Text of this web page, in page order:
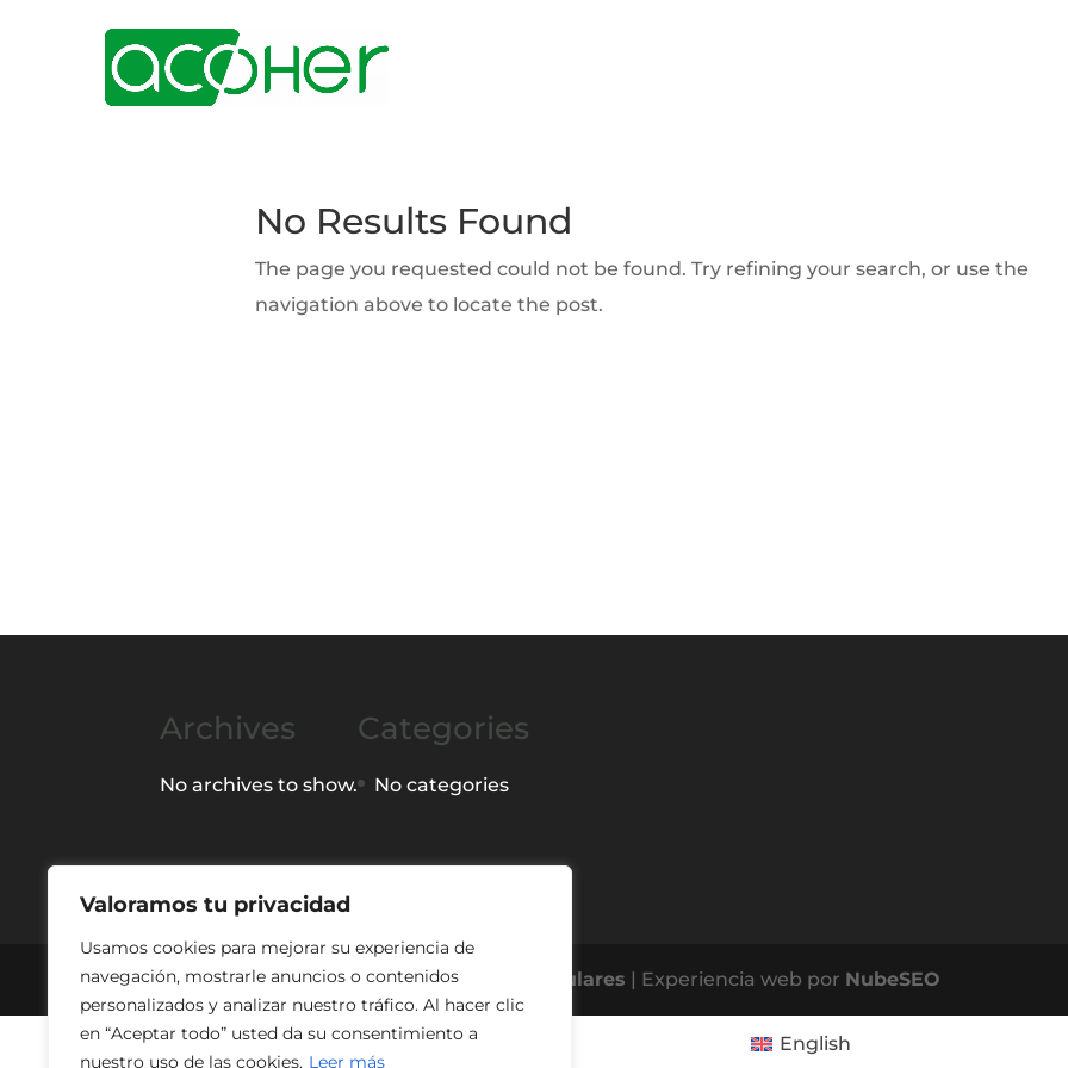
Valoramos tu privacidad
Usamos cookies para mejorar su experiencia de
navegación, mostrarle anuncios o contenidos
personalizados y analizar nuestro tráfico. Al hacer clic
en “Aceptar todo” usted da su consentimiento a
nuestro uso de las cookies. Leer más
No Results Found
The page you requested could not be found. Try refining your search, or use the
navigation above to locate the post.
Archives
No archives to show.
Categories
No categories
Copyright 2022 ©Acoher Soluciones singulares | Experiencia web por NubeSEO
English